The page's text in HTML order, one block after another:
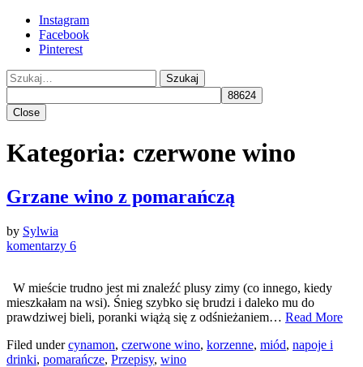
Instagram
Facebook
Pinterest
Szukaj
Close
Kategoria: czerwone wino
Grzane wino z pomarańczą
by Sylwia
komentarzy 6
W mieście trudno jest mi znaleźć plusy zimy (co innego, kiedy
mieszkałam na wsi). Śnieg szybko się brudzi i daleko mu do
prawdziwej bieli, poranki wiążą się z odśnieżaniem… Read More
Filed undercynamon, czerwone wino, korzenne, miód, napoje i
drinki, pomarańcze, Przepisy, wino